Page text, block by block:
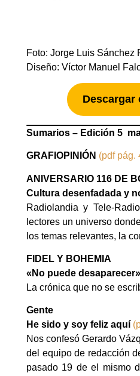
Foto: Jorge Luis Sánchez
Diseño: Víctor Manuel
Descargar
Sumarios – Edición 5
GRAFIOPINIÓN (pdf pág.
ANIVERSARIO 116 DE
Cultura desenfadada y
Radiolandia y Tele-
lectores un universo
los temas relevantes, la
FIDEL Y BOHEMIA
«No puede desaparecer»
La crónica que no se
Gente
He sido y soy feliz aquí
Nos confesó Gerardo
del equipo de redacción
pasado 19 de el mismo